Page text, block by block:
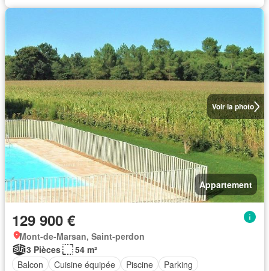
Voir la photo
Appartement
129 900 €
Mont-de-Marsan, Saint-perdon
3 Pièces
54 m²
Balcon
Cuisine équipée Piscine
Parking